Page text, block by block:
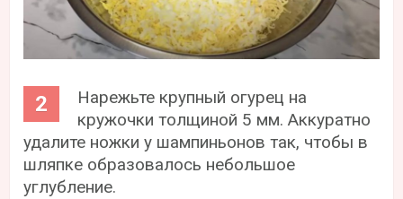
Нарежьте крупный огурец на
кружочки толщиной 5 мм. Аккуратно
удалите ножки у шампиньонов так, чтобы в
шляпке образовалось небольшое
углубление.